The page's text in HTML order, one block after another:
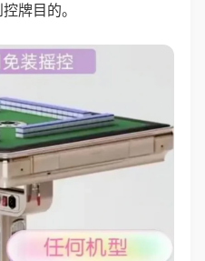
牌目的。